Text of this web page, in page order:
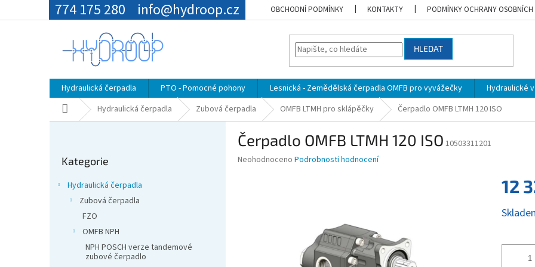
774 175 280 info@hydroop.cz OBCHODNÍ PODMÍNKY KONTAKTY PODMÍNKY OCHRANY OSOBNÍCH
HLEDAT
Hydraulická čerpadla PTO - Pomocné pohony Lesnická - Zemědělská čerpadla OMFB pro vyvážečky Hydraulické
Domů Hydraulická čerpadla Zubová čerpadla OMFB LTMH pro sklápěčky Čerpadlo OMFB LTMH 120 ISO
kategorie
Kategorie
Hydraulická čerpadla
Zubová čerpadla
FZO
OMFB NPH
NPH POSCH verze tandemové
zubové čerpadlo
Čerpadlo OMFB LTMH 120 ISO 10503311201
Průměrné
Neohodnoceno Podrobnosti hodnocení
12
Měrná
cena: